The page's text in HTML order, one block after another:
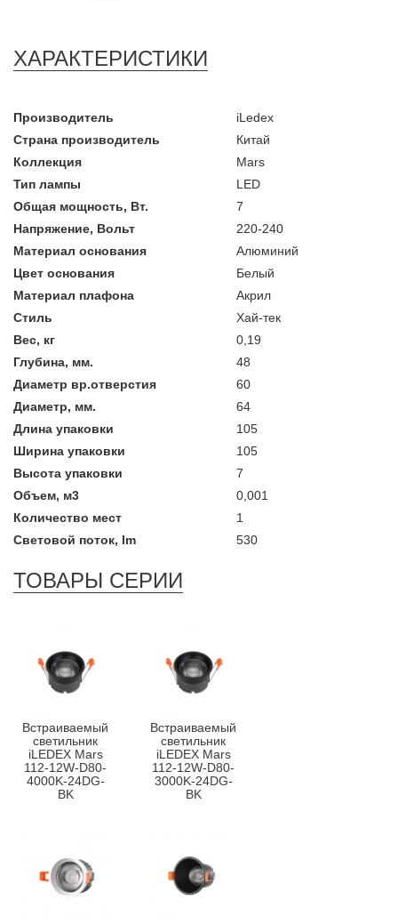
ХАРАКТЕРИСТИКИ
Производитель
iLedex
Страна производитель
Китай
Коллекция
Mars
Тип лампы
LED
Общая мощность, Вт.
7
Напряжение, Вольт
220-240
Материал основания
Алюминий
Цвет основания
Белый
Материал плафона
Акрил
Стиль
Хай-тек
Вес, кг
0,19
Глубина, мм.
48
Диаметр вр.отверстия
60
Диаметр, мм.
64
Длина упаковки
105
Ширина упаковки
105
Высота упаковки
7
Объем, м3
0,001
Количество мест
1
Световой поток, lm
530
ТОВАРЫ СЕРИИ
Встраиваемый
светильник
iLEDEX Mars
112-12W-D80-
4000K-24DG-
BK
Встраиваемый
светильник
iLEDEX Mars
112-12W-D80-
3000K-24DG-
BK